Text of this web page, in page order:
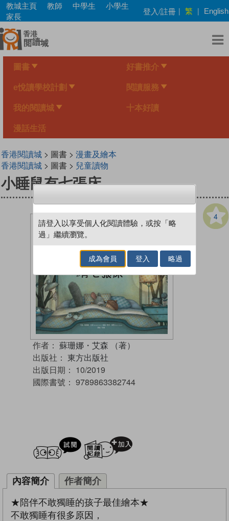
Skip
main
content
教城主頁 教師 中學生
小學生
家長
登入/註冊 | 繁 | English
圖書 好書推介
e悅讀學校計劃 閱讀服務
我的閱讀城 十本好讀
漫話生活
香港閱讀城> 圖書 > 漫畫及繪本
香港閱讀城> 圖書 > 兒童讀物
小睡鼠有七張床
4
作者： 蘇珊娜・艾森 （著）
出版社： 東方出版社
出版日期： 10/2019
國際書號： 9789863382744
試閲
內容簡介 作者簡介
★陪伴不敢獨睡的孩子最佳繪本★
不敢獨睡有很多原因，
請登入以享受個人化閱讀體驗，或按「略
過」繼續瀏覽。
成為會員 登入 略過